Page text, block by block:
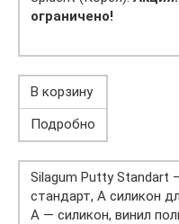
ограничено!
В корзину
Подробно
Silagum Putty Standart
стандарт, А силикон
А — силикон, винил